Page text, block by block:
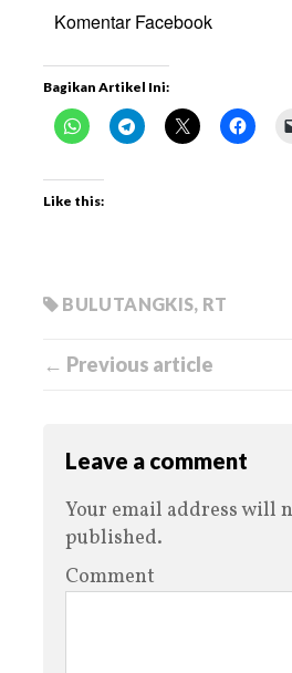
Komentar Facebook
Bagikan Artikel Ini:
Like this:
BULUTANGKIS, RT
← Previous article
Leave a comment
Your email address will
published.
Comment